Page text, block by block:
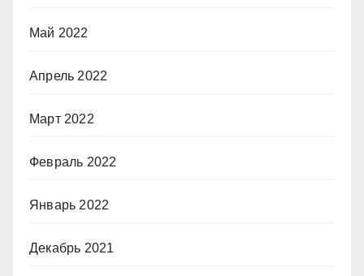
Май 2022
Апрель 2022
Март 2022
Февраль 2022
Январь 2022
Декабрь 2021